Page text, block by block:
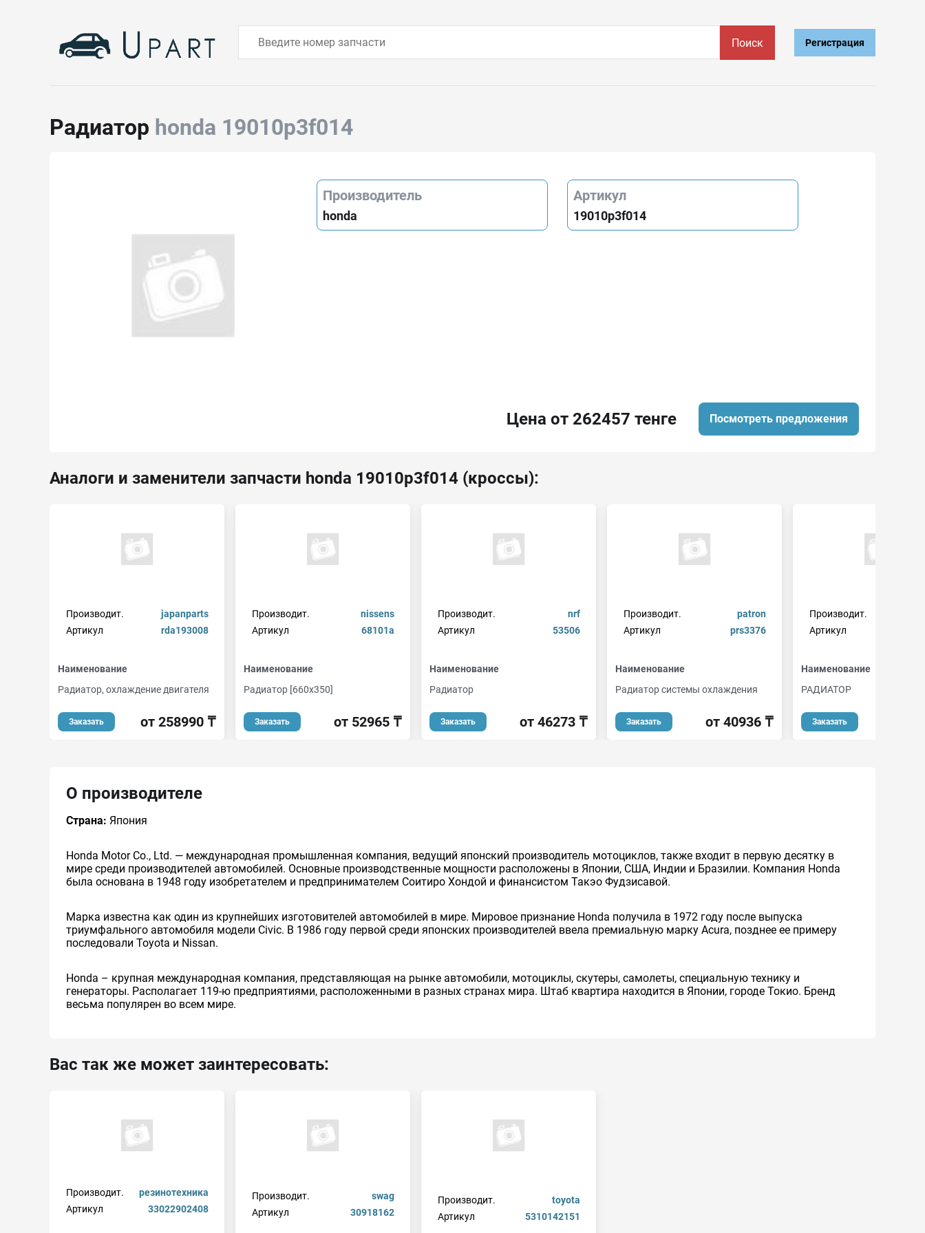
Поиск Регистрация
Радиатор honda 19010p3f014
Производитель
honda
Артикул
19010p3f014
Цена от 262457 тенге Посмотреть предложения
Аналоги и заменители запчасти honda 19010p3f014 (кроссы):
Производит.
japanparts
Артикул
rda193008
Наименование
Радиатор, охлаждение двигателя
Заказать от 258990 ₸
Производит.
nissens
Артикул
68101a
Наименование
Радиатор [660x350]
Заказать от 52965 ₸
Производит.
nrf
Артикул
53506
Наименование
Радиатор
Заказать от 46273 ₸
Производит.
patron
Артикул
prs3376
Наименование
Радиатор системы охлаждения
Заказать от 40936 ₸
Производит.
Артикул
Наименование
РАДИАТОР
Заказать
О производителе
Страна: Япония
Honda Motor Co., Ltd. — международная промышленная компания, ведущий японский производитель мотоциклов, также входит в первую десятку в
мире среди производителей автомобилей. Основные производственные мощности расположены в Японии, США, Индии и Бразилии. Компания Honda
была основана в 1948 году изобретателем и предпринимателем Соитиро Хондой и финансистом Такэо Фудзисавой.
Марка известна как один из крупнейших изготовителей автомобилей в мире. Мировое признание Honda получила в 1972 году после выпуска
триумфального автомобиля модели Civic. В 1986 году первой среди японских производителей ввела премиальную марку Acura, позднее ее примеру
последовали Toyota и Nissan.
Honda – крупная международная компания, представляющая на рынке автомобили, мотоциклы, скутеры, самолеты, специальную технику и
генераторы. Располагает 119-ю предприятиями, расположенными в разных странах мира. Штаб квартира находится в Японии, городе Токио. Бренд
весьма популярен во всем мире.
Вас так же может заинтересовать:
Производит.
резинотехника
Артикул
33022902408
Производит.
swag
Артикул
30918162
Производит.
toyota
Артикул
5310142151